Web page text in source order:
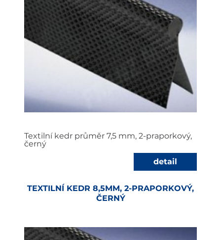
Textilní kedr průměr 7,5 mm, 2-praporkový,
černý
detail
TEXTILNÍ KEDR 8,5MM, 2-PRAPORKOVÝ,
ČERNÝ